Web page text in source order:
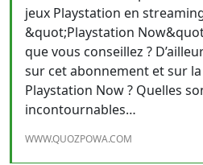
jeux Playstation en
&quot;Playstation
que vous conseillez ?
sur cet abonnement et sur
Playstation Now ? Quelles
incontournables…
WWW.QUOZPOWA.COM